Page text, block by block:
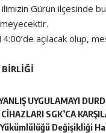
Gürün ilçesinde
açılacak olup,
UYGULAMAYI
SGK’CA
Değişikliği